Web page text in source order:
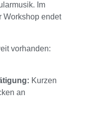
Im
Workshop endet
vorhanden:
Kurzen
an